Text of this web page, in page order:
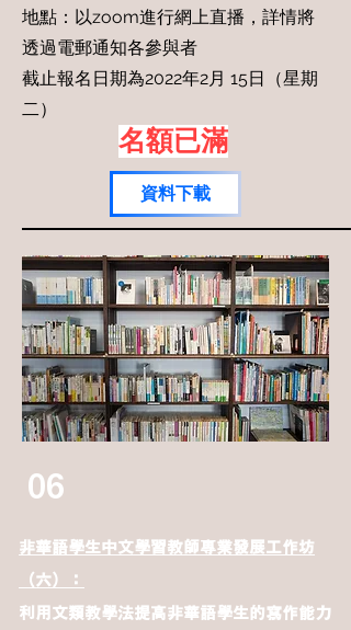
地點：以zoom進行網上直播，詳情將
透過電郵通知各參與者
截止報名日期為2022年2月 15日（星期
二）
名額已滿
資料下載
06
非華語學生中文學習教師專業發展工作坊
（六）：
利用文類教學法提高非華語學生的寫作能力